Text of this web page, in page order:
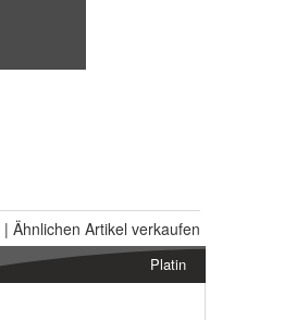
| Ähnlichen Artikel verkaufen
Platin